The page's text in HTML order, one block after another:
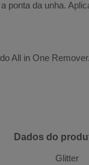
da unha.
All in One Remover.
Dados do
Glitter